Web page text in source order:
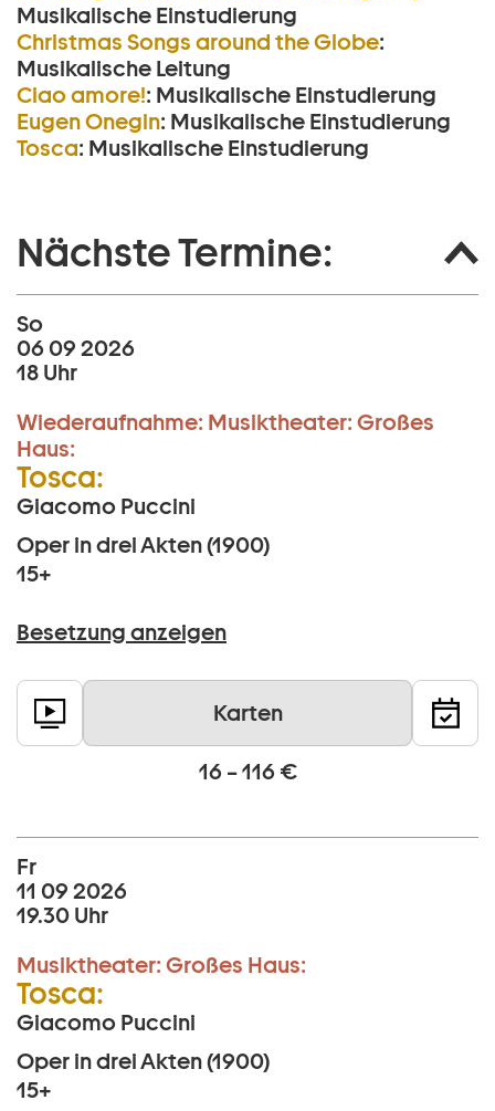
Musikalische Einstudierung
Christmas Songs around the Globe:
Musikalische Leitung
Ciao amore!: Musikalische Einstudierung
Eugen Onegin: Musikalische Einstudierung
Tosca: Musikalische Einstudierung
Nächste Termine:
So
06 09 2026
18 Uhr
Wiederaufnahme: Musiktheater: Großes
Haus:
Tosca:
Giacomo Puccini
Oper in drei Akten (1900)
15+
Besetzung anzeigen
Karten
16 – 116 €
Fr
11 09 2026
19.30 Uhr
Musiktheater: Großes Haus:
Tosca:
Giacomo Puccini
Oper in drei Akten (1900)
15+